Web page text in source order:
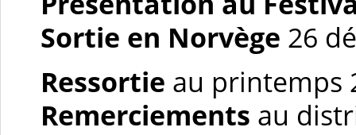
Sortie en Norvège 26
Ressortie au printemps
Remerciements au